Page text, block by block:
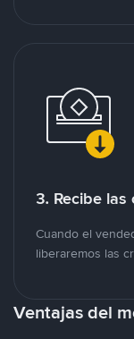
3. Recibe las
Cuando el
liberaremos las
Ventajas del